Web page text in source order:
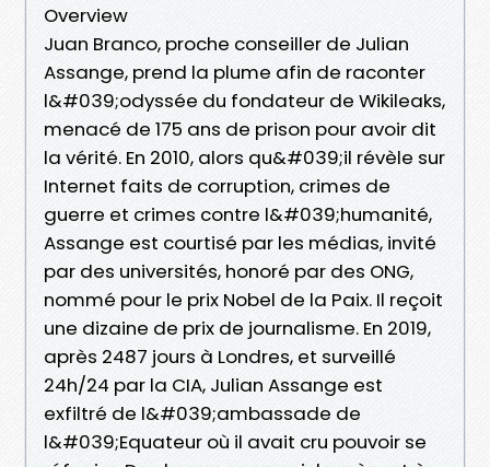
Overview
Juan Branco, proche conseiller de Julian
Assange, prend la plume afin de raconter
l&#039;odyssée du fondateur de Wikileaks,
menacé de 175 ans de prison pour avoir dit
la vérité. En 2010, alors qu&#039;il révèle sur
Internet faits de corruption, crimes de
guerre et crimes contre l&#039;humanité,
Assange est courtisé par les médias, invité
par des universités, honoré par des ONG,
nommé pour le prix Nobel de la Paix. Il reçoit
une dizaine de prix de journalisme. En 2019,
après 2487 jours à Londres, et surveillé
24h/24 par la CIA, Julian Assange est
exfiltré de l&#039;ambassade de
l&#039;Equateur où il avait cru pouvoir se